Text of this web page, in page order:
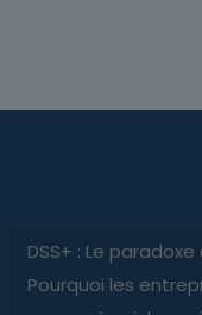
DSS+ : Le paradoxe
Pourquoi les